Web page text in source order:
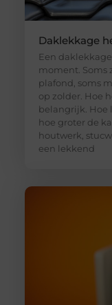
Daklekkage
Een
moment. Soms
plafond, soms
op zolder. Hoe
belangrijk. Hoe
hoe groter de
houtwerk,
een lekkend